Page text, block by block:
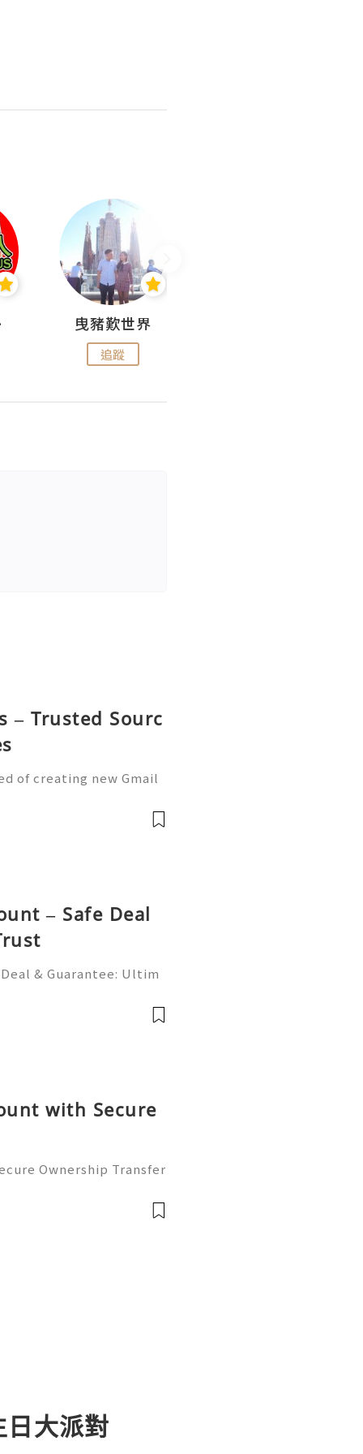
曳豬歎世界
追蹤
– Trusted Sourc
of creating new Gmail
account is the perfect s
– Safe Deal
& Guarantee: Ultim
You’re not alone. M
with Secure
Ownership Transfer
can open doors to smo
大派對